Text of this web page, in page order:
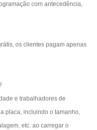
com antecedência,
os clientes pagam apenas
e trabalhadores de
placa, incluindo o tamanho,
etc. ao carregar o